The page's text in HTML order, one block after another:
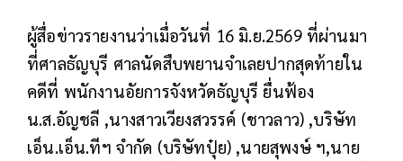
ผู้สื่อข่าวรายงานว่าเมื่อวันที่ 16 มิ.ย.2569 ที่ผ่านมา
ที่ศาลธัญบุรี ศาลนัดสืบพยานจำเลยปากสุดท้ายใน
คดีที่ พนักงานอัยการจังหวัดธัญบุรี ยื่นฟ้อง
น.ส.อัญชลี ,นางสาวเวียงสวรรค์ (ชาวลาว) ,บริษัท
เอ็น.เอ็น.ทีฯ จำกัด (บริษัทปุ๋ย) ,นายสุพงษ์ ฯ,นาย